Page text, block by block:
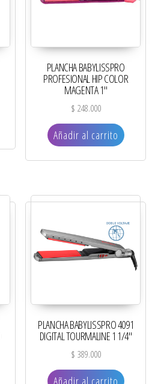
PLANCHA BABYLISSPRO
PROFESIONAL HIP COLOR
MAGENTA 1″
$ 248.000
Añadir al carrito
PLANCHA BABYLISSPRO 4091
DIGITAL TOURMALINE 1 1/4″
$ 389.000
Añadir al carrito